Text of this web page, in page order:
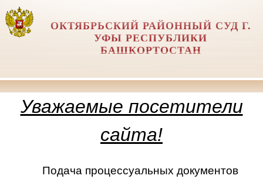
ОКТЯБРЬСКИЙ РАЙОННЫЙ СУД Г.
УФЫ РЕСПУБЛИКИ
БАШКОРТОСТАН
Уважаемые посетители
сайта!
Подача процессуальных документов